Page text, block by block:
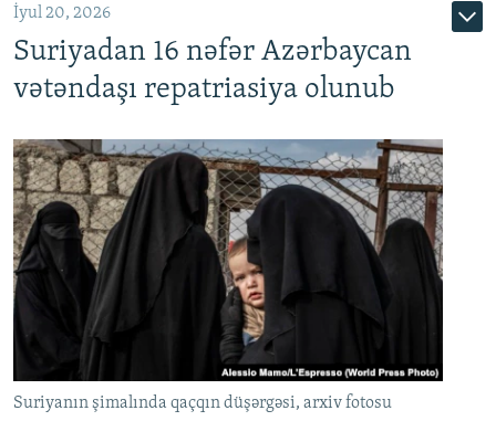
Auto
İyul 20, 2026
Suriyadan 16 nəfər Azərbaycan
vətəndaşı repatriasiya olunub
Suriyanın şimalında qaçqın düşərgəsi, arxiv fotosu